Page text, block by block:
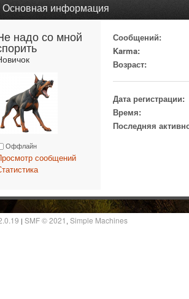
Основная информация
надо со мной
Оффлайн
сообщений
Сообщений:
Karma:
Возраст:
Дата регистрации:
Время:
Последняя
| SMF © 2021 Simple Machines